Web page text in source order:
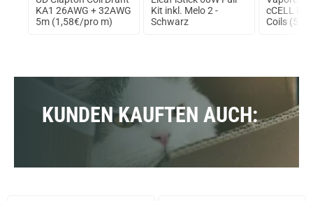
Robin K.
verifizierter Onlinekauf.
typisch fruchtig zu sein. Brause ohne typisch brausig zu
sein. Speziell aber sehr gut. Gewisse säure ist auch
dabei.
KA1 26AWG + 32AWG
5m (1,58€/pro m)
Kit inkl. Melo 2 -
Schwarz
cCELL
Coils (5er
KUNDEN KAUFTEN AUCH: